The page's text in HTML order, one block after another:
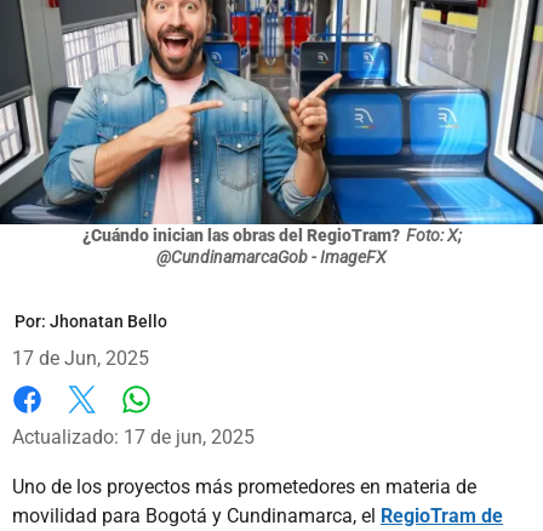
¿Cuándo inician las obras del RegioTram? Foto: X;
@CundinamarcaGob - ImageFX
Por: Jhonatan Bello
17 de Jun, 2025
Facebook
X
Actualizado: 17 de jun, 2025
Uno de los proyectos más prometedores en materia de
movilidad para Bogotá y Cundinamarca, el RegioTram de